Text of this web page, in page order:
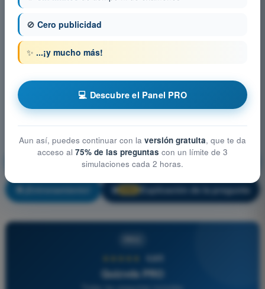
Conocimientos generales de los UAS
¡Entrenamiento! 🔒 Explicación de la pregunta
4,6/5
Quizvds PRO
🚫 Cero publicidad
✨ ...¡y mucho más!
💻 Descubre el Panel PRO
Aun así, puedes continuar con la versión gratuita, que te da
acceso al 75% de las preguntas con un límite de 3
simulaciones cada 2 horas.